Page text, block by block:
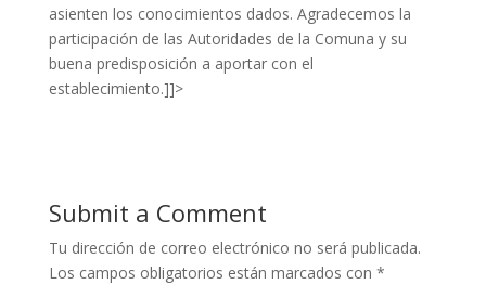
asienten los conocimientos dados. Agradecemos la
participación de las Autoridades de la Comuna y su
buena predisposición a aportar con el
establecimiento.]]>
Submit a Comment
Tu dirección de correo electrónico no será publicada.
Los campos obligatorios están marcados con *